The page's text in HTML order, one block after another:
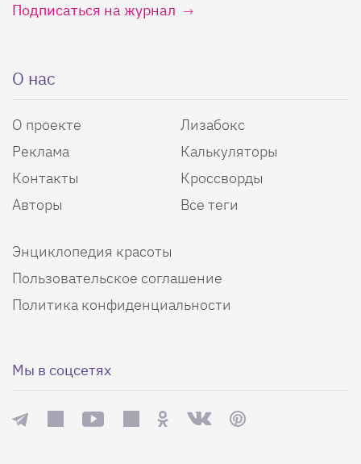
Подписаться на журнал
О нас
О проекте
Реклама
Контакты
Авторы
Лизабокс
Калькуляторы
Кроссворды
Все теги
Энциклопедия красоты
Пользовательское соглашение
Политика конфиденциальности
Мы в соцсетях